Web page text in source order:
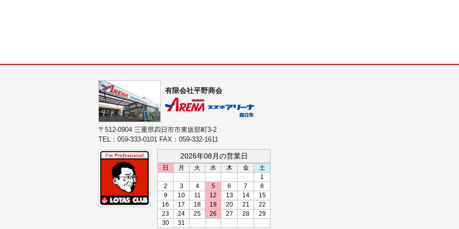
有限会社平野商会
〒512-0904 三重県四日市市東坂部町3-2
TEL：059-333-0101 FAX：059-332-1611
2026年08月の営業日
日 月 火 水 木 金
土
1
2
3 4 5 6 7
8
9
10 11 12 13 14
15
16
17 18 19 20 21
22
23
24 25 26 27 28
29
30
31